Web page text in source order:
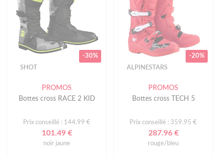
-30%
SHOT
PROMOS
Bottes cross RACE 2 KID
Prix conseillé : 144.99 €
101.49 €
noir jaune
-20%
ALPINESTARS
PROMOS
Bottes cross TECH 5
Prix conseillé : 359.95 €
287.96 €
rouge/bleu